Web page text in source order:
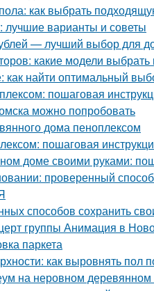
как выбрать
лучшие варианты и советы
— лучший выбор для
какие модели выбрать
как найти оптимальный
пошаговая
можно попробовать
дома пеноплексом
пошаговая
доме своими руками:
проверенный
способов сохранить
группы Анимация в
паркета
как выровнять пол
на неровном деревянном